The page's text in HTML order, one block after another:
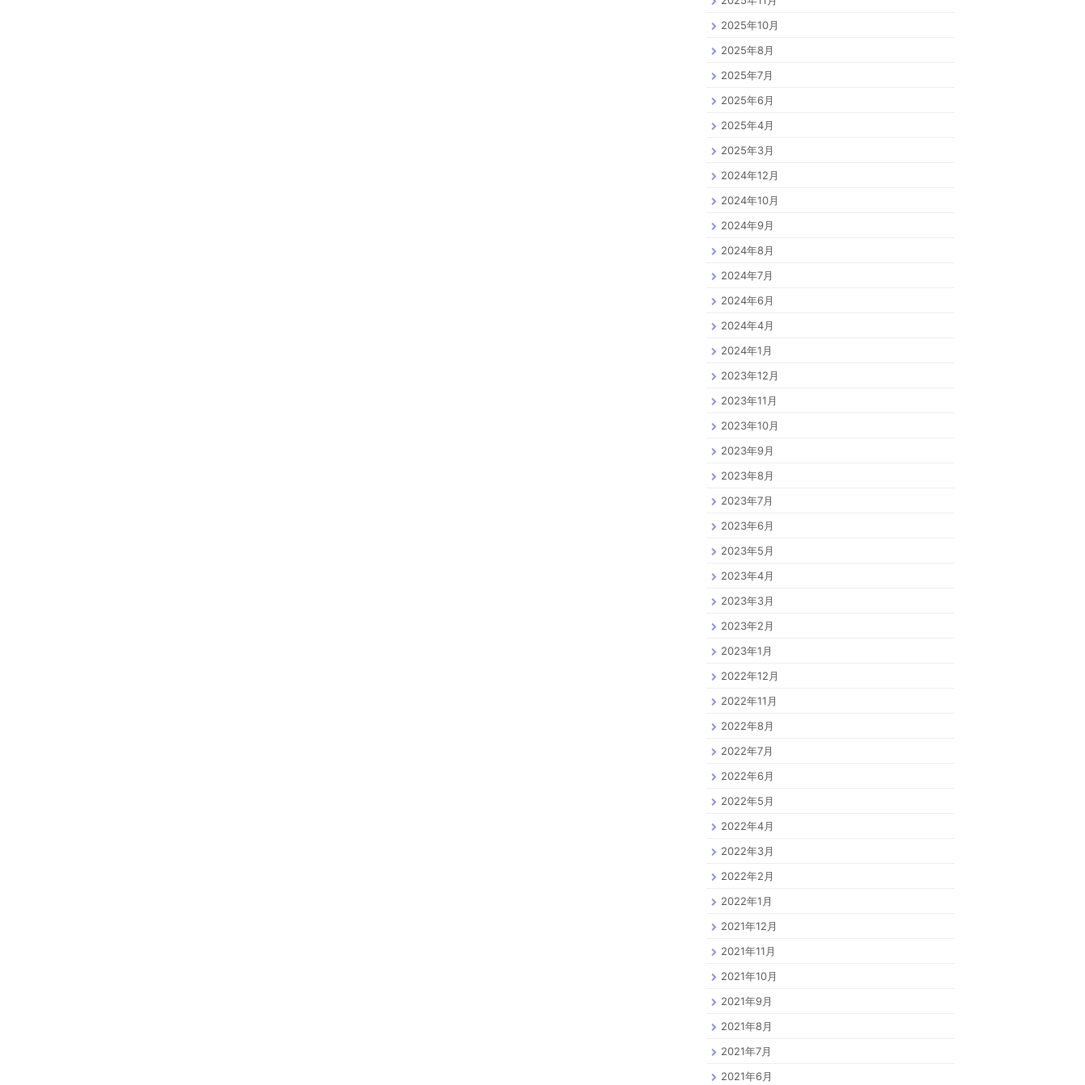
2025年10月
2025年8月
2025年7月
2025年6月
2025年4月
2025年3月
2024年12月
2024年10月
2024年9月
2024年8月
2024年7月
2024年6月
2024年4月
2024年1月
2023年12月
2023年11月
2023年10月
2023年9月
2023年8月
2023年7月
2023年6月
2023年5月
2023年4月
2023年3月
2023年2月
2023年1月
2022年12月
2022年11月
2022年8月
2022年7月
2022年6月
2022年5月
2022年4月
2022年3月
2022年2月
2022年1月
2021年12月
2021年11月
2021年10月
2021年9月
2021年8月
2021年7月
2021年6月